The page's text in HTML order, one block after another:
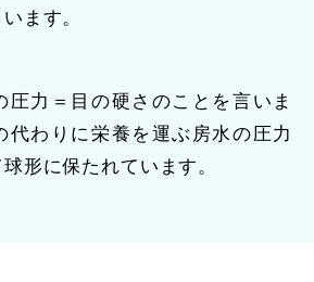
ます。
圧力＝目の硬さのことを言いま
代わりに栄養を運ぶ房水の圧力
形に保たれています。